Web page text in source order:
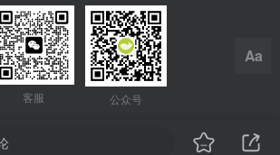
客服 公众号
Aa